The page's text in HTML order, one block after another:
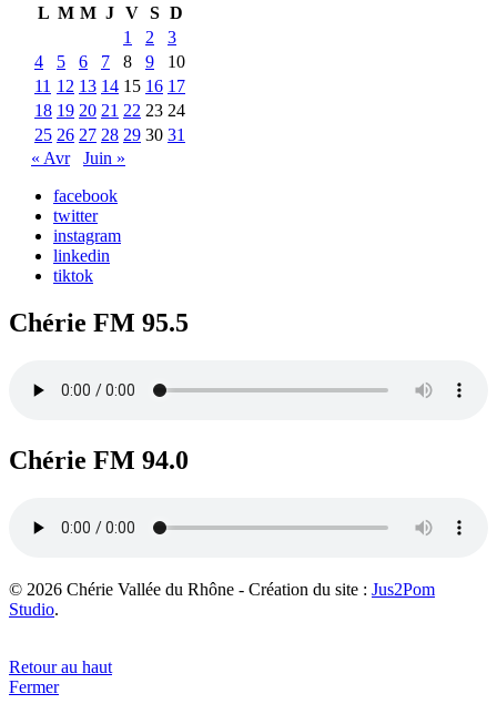
L M M J V S D
1
2
3
4
5 6 7 8 9
10
11 12 13 14 15 16 17
18 19 20 21 22 23 24
25 26 27 28 29 30 31
« Avr
Juin »
facebook
twitter
instagram
linkedin
tiktok
Chérie FM 95.5
Chérie FM 94.0
© 2026 Chérie Vallée du Rhône - Création du site : Jus2Pom
Studio.
Retour au haut
Fermer